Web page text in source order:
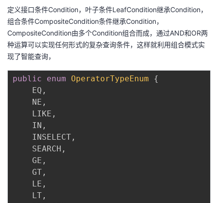
定义接口条件Condition，叶子条件LeafCondition继承Condition，
组合条件CompositeCondition条件继承Condition，
CompositeCondition由多个Condition组合而成，通过AND和OR两
种运算可以实现任何形式的复杂查询条件，这样就利用组合模式实
现了智能查询，
public enum OperatorTypeEnum
{
    EQ
,
    NE
,
    LIKE
,
    IN
,
    INSELECT
,
    SEARCH
,
    GE
,
    GT
,
    LE
,
    LT
,